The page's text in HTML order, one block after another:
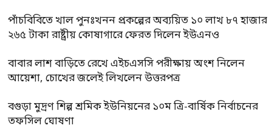
পাঁচবিবিতে খাল পুনঃখনন প্রকল্পের অব্যয়িত ১০ লাখ ৮৭ হাজার
২৬৫ টাকা রাষ্ট্রীয় কোষাগারে ফেরত দিলেন ইউএনও
বাবার লাশ বাড়িতে রেখে এইচএসসি পরীক্ষায় অংশ নিলেন
আয়েশা, চোখের জলেই লিখলেন উত্তরপত্র
বগুড়া মুদ্রণ শিল্প শ্রমিক ইউনিয়নের ১০ম ত্রি-বার্ষিক নির্বাচনের
তফসিল ঘোষণা